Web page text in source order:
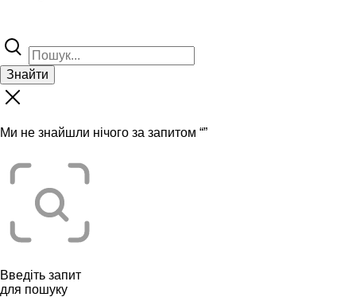
Знайти
Ми не знайшли нічого за запитом “”
Введіть запит
для пошуку